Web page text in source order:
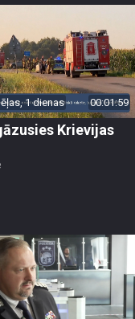
1 dienas 00:01:59
Krievijas